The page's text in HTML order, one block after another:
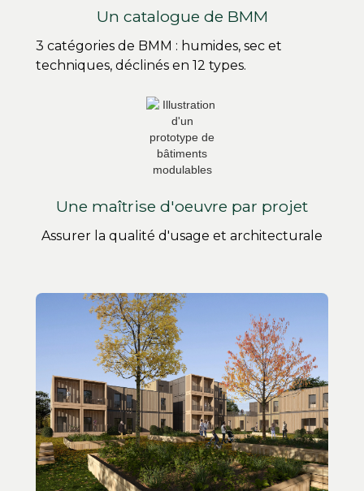
Un catalogue de BMM
3 catégories de BMM : humides, sec et
techniques, déclinés en 12 types.
Une maîtrise d'oeuvre par projet
Assurer la qualité d'usage et architecturale